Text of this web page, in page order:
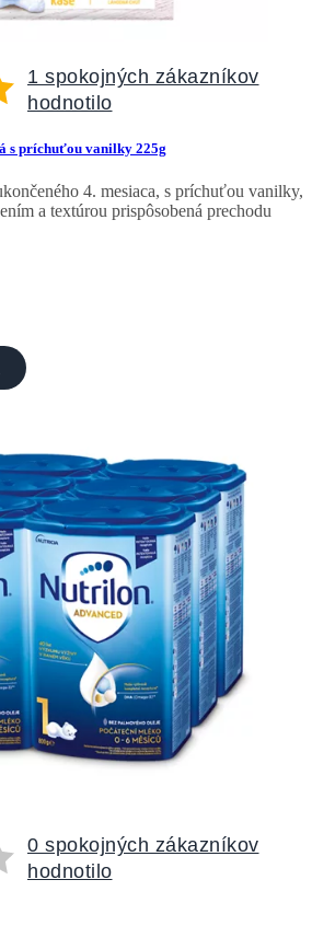
1 spokojných zákazníkov
hodnotilo
s príchuťou vanilky 225g
4. mesiaca, s príchuťou vanilky,
a textúrou prispôsobená prechodu
0 spokojných zákazníkov
hodnotilo